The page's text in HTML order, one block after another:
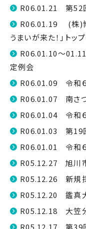
R06.01.21 第52
R06.01.19 (株)
うまいが来た！」トッ
R06.01.10～
定例会
R06.01.09 令和
R06.01.07 南さ
R06.01.04 令和
R06.01.03 第19
R06.01.01 令和
R05.12.27 旭川
R05.12.26 新規採
R05.12.20 鑑真
R05.12.18 大笠
R05.12.17 第39